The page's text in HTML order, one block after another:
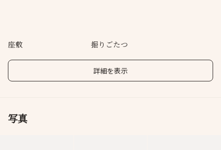
座敷 掘りごたつ
詳細を表示
写真